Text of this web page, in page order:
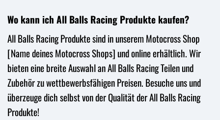
Wo kann ich All Balls Racing Produkte kaufen?
All Balls Racing Produkte sind in unserem Motocross Shop
[Name deines Motocross Shops] und online erhältlich. Wir
bieten eine breite Auswahl an All Balls Racing Teilen und
Zubehör zu wettbewerbsfähigen Preisen. Besuche uns und
überzeuge dich selbst von der Qualität der All Balls Racing
Produkte!